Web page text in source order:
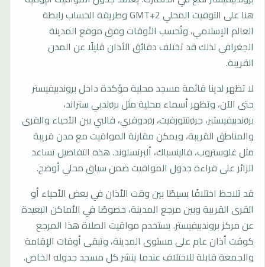
هنا على التوقيت المحلي GMT+2 وطريقة الحساب رابطة
العالم الإسلامي، وتُحسب الأوقات وفق موقع المدينة
الجغرافي لذلك قد تختلف دقائق الأذان قليلًا عن المدن
القريبة.
لا تظهر لدينا قائمة مسجد محلية مؤكدة داخل بروندبيفيستر
حتى الآن، وتظهر أسماء محلية مثل برøندبي ستراند،
برøندبيفيستير، جرøنتتورفيت، رøدوفري، فالبي بين الأحياء والقرى
والمناطق القريبة، ويمكن مقارنة المواقيت مع مدن قريبة
مثل غلوستروب، فالينسباك، ألبرتسلوند. هذه التفاصيل تساعد
الزائر على قراءة جدول المواقيت ضمن سياق محلي أوضح.
قد تلاحظ اختلافًا بسيطًا بين وقت الأذان في بعض الأحياء أو
القرى القريبة وبين مرجع المدينة، خصوصًا في الأماكن البعيدة
عن مركز بروندبيفيستر. يستخدم مواقيت الصلاة هذا المرجع
كوقت أذان عام على مستوى المدينة، وتبقى أوقات الإقامة
والجمعة قابلة للاختلاف عندما ينشر كل مسجد جدوله الخاص.